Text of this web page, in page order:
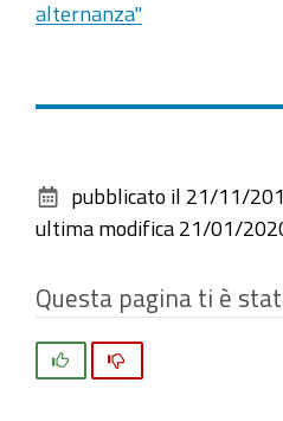
alternanza"
documento
pubblicato il 21/11/
ultima modifica 21/01/
Questa pagina ti è